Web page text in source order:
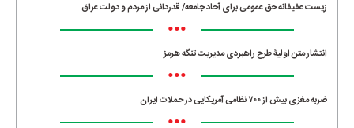
زیست عفیفانه حق عمومی برای آحاد جامعه/ قدردانی از مردم و دولت عراق
•••
انتشار متن اولیۀ طرح راهبردی مدیریت تنگه هرمز
•••
ضربه مغزی بیش از ۷۰۰ نظامی آمریکایی در حملات ایران